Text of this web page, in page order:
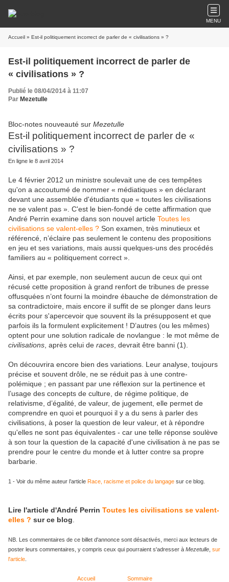
MENU
Accueil » Est-il politiquement incorrect de parler de « civilisations » ?
Est-il politiquement incorrect de parler de
« civilisations » ?
Publié le 08/04/2014 à 11:07
Par Mezetulle
Bloc-notes nouveauté sur Mezetulle
Est-il politiquement incorrect de parler de «
civilisations » ?
En ligne le 8 avril 2014
Le 4 février 2012 un ministre soulevait une de ces tempêtes
qu'on a accoutumé de nommer « médiatiques » en déclarant
devant une assemblée d'étudiants que « toutes les civilisations
ne se valent pas ». C'est le bien-fondé de cette affirmation que
André Perrin examine dans son nouvel article Toutes les
civilisations se valent-elles ? Son examen, très minutieux et
référencé, n’éclaire pas seulement le contenu des propositions
en jeu et ses variations, mais aussi quelques-uns des procédés
familiers au « politiquement correct ».
Ainsi, et par exemple, non seulement aucun de ceux qui ont
récusé cette proposition à grand renfort de tribunes de presse
offusquées n’ont fourni la moindre ébauche de démonstration de
sa contradictoire, mais encore il suffit de se plonger dans leurs
écrits pour s'apercevoir que souvent ils la présupposent et que
parfois ils la formulent explicitement ! D’autres (ou les mêmes)
optent pour une solution radicale de novlangue : le mot même de
civilisations , après celui de races , devrait être banni (1).
On découvrira encore bien des variations. Leur analyse, toujours
précise et souvent drôle, ne se réduit pas à une contre-
polémique ; en passant par une réflexion sur la pertinence et
l’usage des concepts de culture, de régime politique, de
relativisme, d’égalité, de valeur, de jugement, elle permet de
comprendre en quoi et pourquoi il y a du sens à parler des
civilisations, à poser la question de leur valeur, et à répondre
qu'elles ne sont pas équivalentes - car une telle réponse soulève
à son tour la question de la capacité d'une civilisation à ne pas se
prendre pour le centre du monde et à lutter contre sa propre
barbarie.
1 - Voir du même auteur l’article Race, racisme et police du langage sur ce blog.
Lire l'article d'André Perrin Toutes les civilisations se valent-
elles ? sur ce blog
NB. Les commentaires de ce billet d'annonce sont désactivés, merci aux lecteurs de
poster leurs commentaires, y compris ceux qui pourraient s'adresser à Mezetulle sur
l'article
Accueil Sommaire